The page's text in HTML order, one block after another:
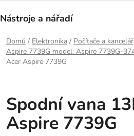
Nástroje a nářadí
Domů / Elektronika / Počítače a kancelář
Aspire 7739G model: Aspire 7739G-
Acer Aspire 7739G
Spodní vana
Aspire 7739G